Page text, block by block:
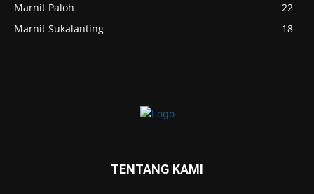
Marnit Paloh
22
Marnit Sukalanting
18
TENTANG KAMI